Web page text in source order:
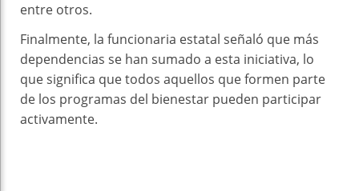
entre otros.
Finalmente, la funcionaria estatal señaló que más
dependencias se han sumado a esta iniciativa, lo
que significa que todos aquellos que formen parte
de los programas del bienestar pueden participar
activamente.